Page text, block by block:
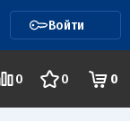
Войти
0 0 0